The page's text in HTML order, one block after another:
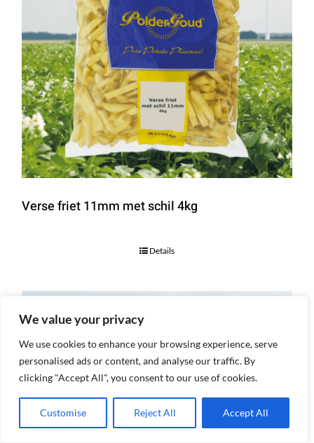
We value your privacy
We use cookies to enhance your browsing experience, serve
personalised ads or content, and analyse our traffic. By
clicking "Accept All", you consent to our use of cookies.
Customise Reject All Accept All
Verse friet 11mm met schil 4kg
Details